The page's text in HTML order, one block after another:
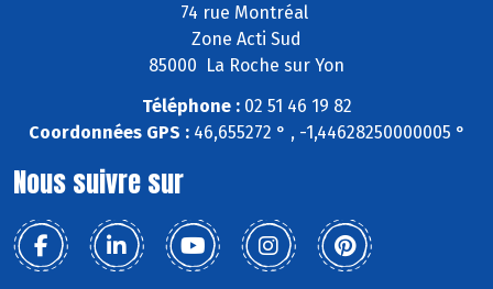
74 rue Montréal
Zone Acti Sud
85000 La Roche sur Yon
Téléphone :02 51 46 19 82
Coordonnées GPS :46,655272 ° , -1,44628250000005 °
Nous suivre sur